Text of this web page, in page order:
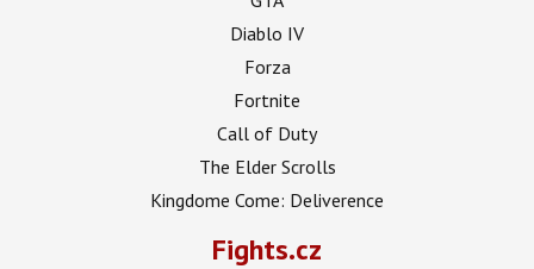
Diablo IV
Forza
Fortnite
Call of Duty
The Elder Scrolls
Kingdome Come: Deliverence
Fights.cz